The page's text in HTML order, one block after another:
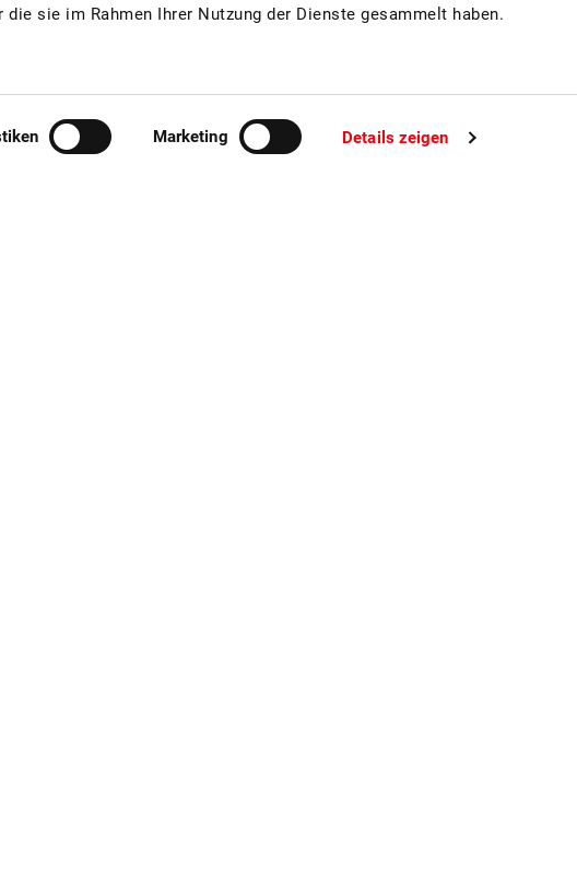
sie im Rahmen Ihrer Nutzung der Dienste gesammelt haben.
Marketing Details zeigen
Apfel